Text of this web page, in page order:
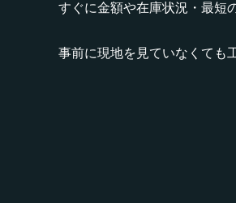
すぐに金額や在庫状況・最短
事前に現地を見ていなくても